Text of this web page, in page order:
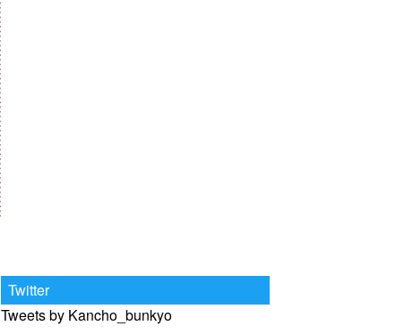
Twitter
Tweets by Kancho_bunkyo